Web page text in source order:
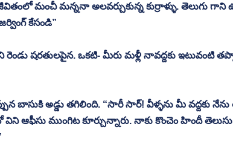
మంచీ మన్ననా అలవర్చుకున్న కుర్రాళ్ళు. తెలుగు గాని
కేసండి”
రెండు షరతులపైన. ఒకటి- మీరు మళ్లీ నావద్దకు ఇటువంటి
బాసుకి అడ్డు తగిలింది. “సారీ సార్! వీళ్ళను మీ వద్దకు
ముంగిట కూర్చున్నారు. నాకు కొంచెం హిందీ తెలుసు